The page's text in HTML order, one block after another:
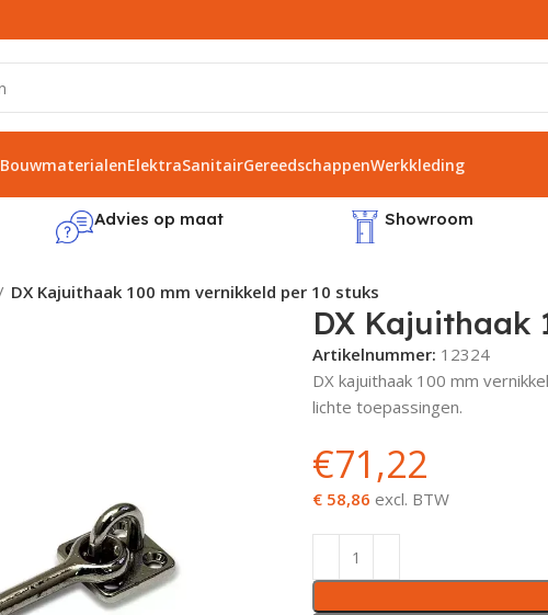
BouwmaterialenElektraSanitairGereedschappenWerkkleding
Advies op maat Showroom
DX Kajuithaak 100 mm vernikkeld per 10 stuks
DX Kajuithaak
Artikelnummer: 12324
DX kajuithaak 100 mm
lichte toepassingen.
€71,22
€ 58,86 excl. BTW